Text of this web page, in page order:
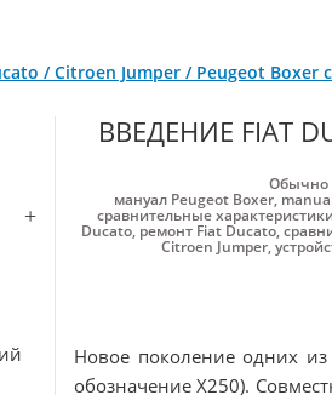
/ Citroen Jumper / Peugeot Boxer
ВВЕДЕНИЕ FIAT
Обычно
мануал Peugeot Boxer,
сравнительные
Ducato, ремонт Fiat Ducato,
Citroen Jumper,
Новое поколение одних
обозначение Х250).